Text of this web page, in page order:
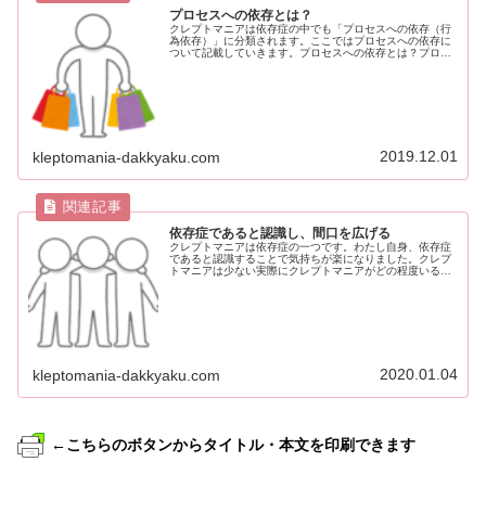
プロセスへの依存とは？
クレプトマニアは依存症の中でも「プロセスへの依存（行
為依存）」に分類されます。ここではプロセスへの依存に
ついて記載していきます。プロセスへの依存とは？プロセ
kleptomania-dakkyaku.com 2019.12.01
依存症であると認識し、間口を広げる
クレプトマニアは依存症の一つです。わたし自身、依存症
であると認識することで気持ちが楽になりました。クレプ
トマニアは少ない実際にクレプトマニアがどの程度いるの
kleptomania-dakkyaku.com 2020.01.04
←こちらのボタンからタイトル・本文を印刷できます